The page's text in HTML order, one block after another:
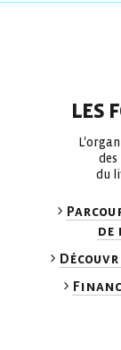
LES
des
du
de